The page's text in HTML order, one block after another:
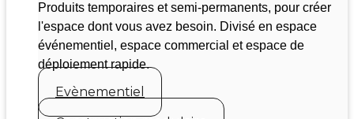
Produits temporaires et semi-permanents, pour créer
l'espace dont vous avez besoin. Divisé en espace
événementiel, espace commercial et espace de
déploiement rapide.
Evènementiel